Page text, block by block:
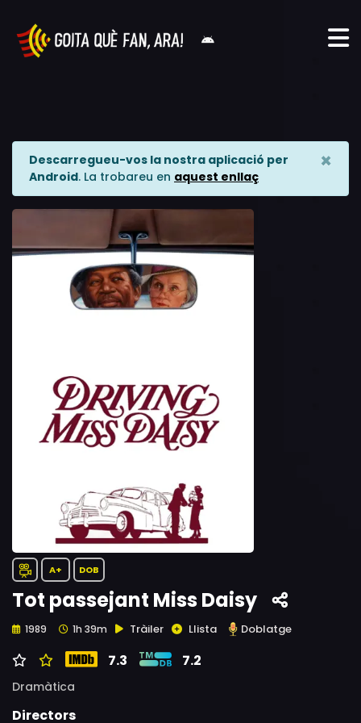
Descarregueu-vos la nostra aplicació per
Android. La trobareu en aquest enllaç
×
A+ DOB
Tot passejant Miss Daisy
1989 1h 39m Tràiler Llista Doblatge
7.3 7.2
Dramàtica
Directors